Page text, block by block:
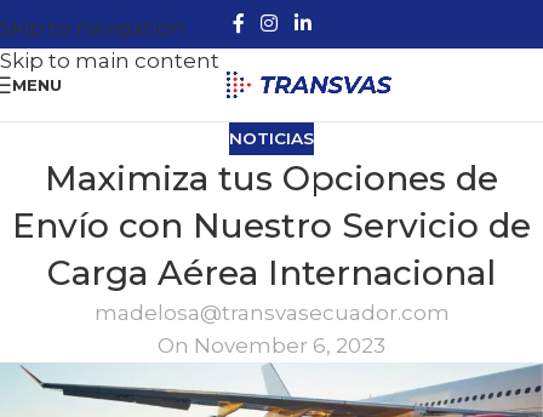
Skip to navigation
Skip to main content
MENU
NOTICIAS
Maximiza tus Opciones de
Envío con Nuestro Servicio de
Carga Aérea Internacional
madelosa@transvasecuador.com
On November 6, 2023